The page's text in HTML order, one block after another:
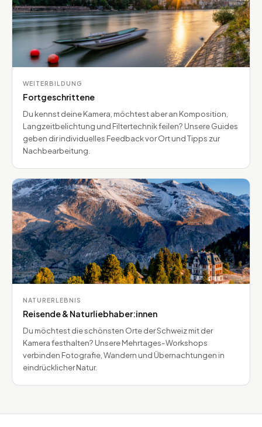
WEITERBILDUNG
Fortgeschrittene
Du kennst deine Kamera, möchtest aber an Komposition,
Langzeitbelichtung und Filtertechnik feilen? Unsere Guides
geben dir individuelles Feedback vor Ort und Tipps zur
Nachbearbeitung.
NATURERLEBNIS
Reisende & Naturliebhaber:innen
Du möchtest die schönsten Orte der Schweiz mit der
Kamera festhalten? Unsere Mehrtages-Workshops
verbinden Fotografie, Wandern und Übernachtungen in
eindrücklicher Natur.